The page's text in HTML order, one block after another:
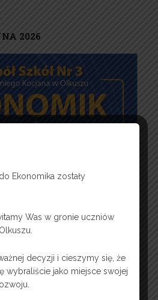
2026
Ekonomika zostały
Was w gronie uczniów
decyzji i cieszymy się, że
wybraliście jako miejsce swojej